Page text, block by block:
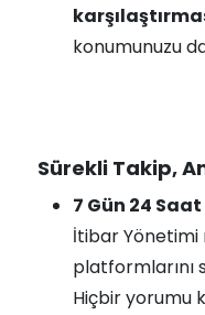
konumunuzu
Sürekli Takip,
7 Gün 24
İtibar Yönetimi
platformlarını
Hiçbir yorumu